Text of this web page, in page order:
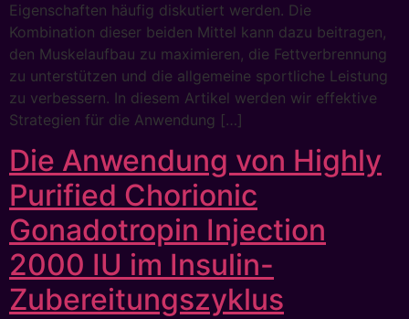
Eigenschaften häufig diskutiert werden. Die
Kombination dieser beiden Mittel kann dazu beitragen,
den Muskelaufbau zu maximieren, die Fettverbrennung
zu unterstützen und die allgemeine sportliche Leistung
zu verbessern. In diesem Artikel werden wir effektive
Strategien für die Anwendung […]
Die Anwendung von Highly
Purified Chorionic
Gonadotropin Injection
2000 IU im Insulin-
Zubereitungszyklus